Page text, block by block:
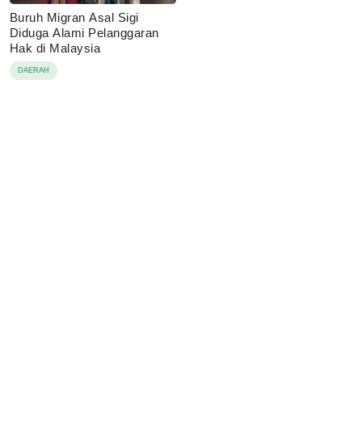
Buruh Migran Asal Sigi
Diduga Alami Pelanggaran
Hak di Malaysia
DAERAH